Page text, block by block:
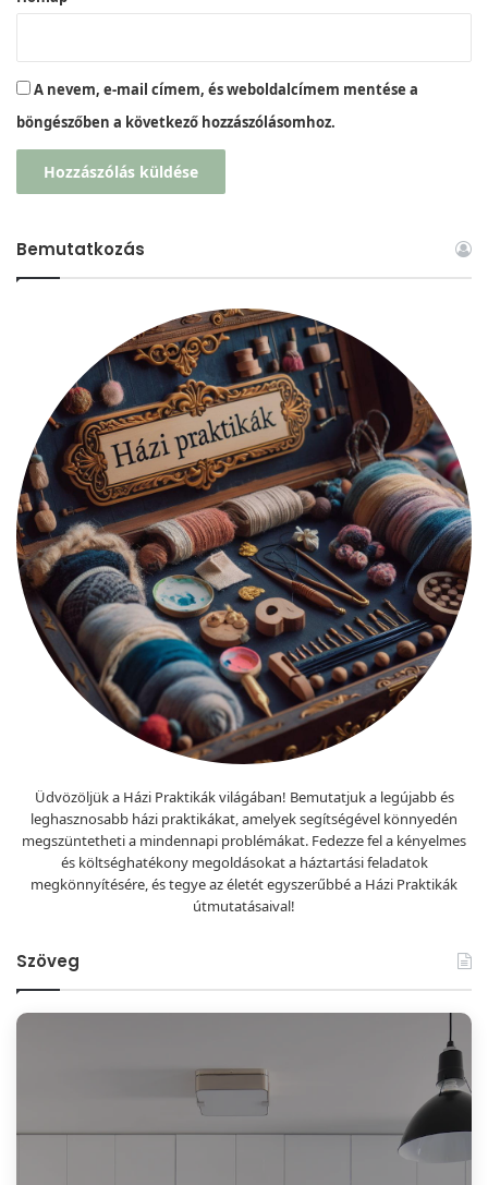
A nevem, e-mail címem, és weboldalcímem mentése a
böngészőben a következő hozzászólásomhoz.
Bemutatkozás
Üdvözöljük a Házi Praktikák világában! Bemutatjuk a legújabb és
leghasznosabb házi praktikákat, amelyek segítségével könnyedén
megszüntetheti a mindennapi problémákat. Fedezze fel a kényelmes
és költséghatékony megoldásokat a háztartási feladatok
megkönnyítésére, és tegye az életét egyszerűbbé a Házi Praktikák
útmutatásaival!
Szöveg